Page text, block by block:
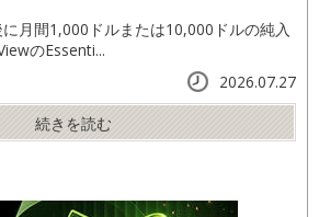
月間1,000ドルまたは10,000ドルの純入
のEssenti...
2026.07.27
続きを読む